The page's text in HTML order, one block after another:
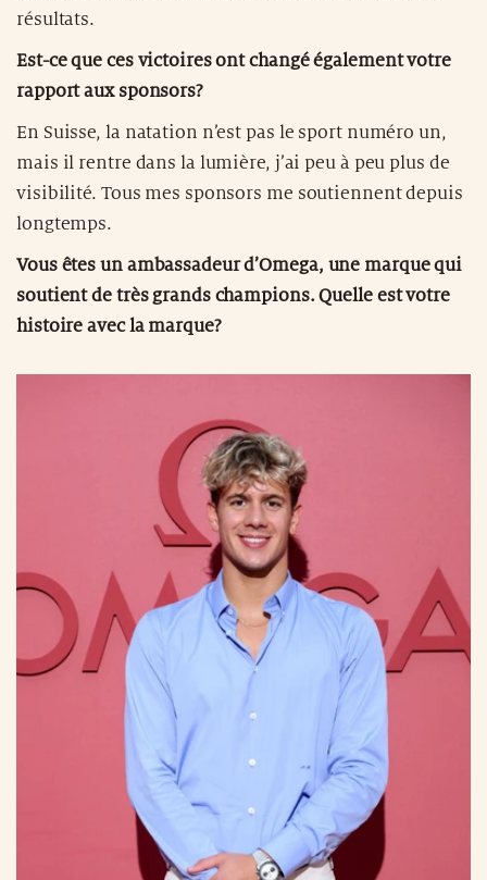
résultats.
Est-ce que ces victoires ont changé également votre
rapport aux sponsors?
En Suisse, la natation n’est pas le sport numéro un,
mais il rentre dans la lumière, j’ai peu à peu plus de
visibilité. Tous mes sponsors me soutiennent depuis
longtemps.
Vous êtes un ambassadeur d’Omega, une marque qui
soutient de très grands champions. Quelle est votre
histoire avec la marque?